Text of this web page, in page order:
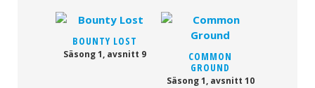
BOUNTY LOST
Säsong 1, avsnitt 9
COMMON
GROUND
Säsong 1, avsnitt 10